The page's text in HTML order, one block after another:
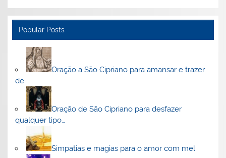
Popular Posts
Oração a São Cipriano para amansar e trazer
de…
Oração de São Cipriano para desfazer
qualquer tipo…
Simpatias e magias para o amor com mel